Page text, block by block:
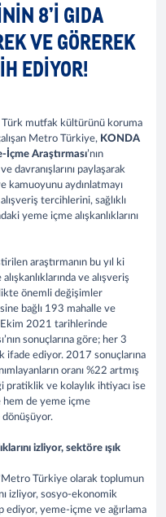
8’I GIDA
VE GÖREREK
EDIYOR!
Türk mutfak kültürünü koruma
Metro Türkiye, KONDA
İçme Araştırması’nın
davranışlarını paylaşarak
aydınlatmayı
tercihlerini, sağlıklı
yeme içme alışkanlıklarını
araştırmanın bu yıl ki
ve alışveriş
önemli değişimler
bağlı 193 mahalle ve
Ekim 2021 tarihlerinde
sonuçlarına göre; her 3
ifade ediyor. 2017 sonuçlarına
oranı %22 artmış
ve kolaylık ihtiyacı ise
de yeme içme
dönüşüyor.
izliyor, sektöre ışık
Türkiye olarak toplumun
izliyor, sosyo-ekonomik
yeme-içme ve ağırlama